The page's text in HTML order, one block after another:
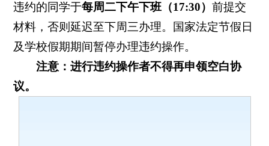
违约的同学于每周二下午下班（17:30）前提交
材料，否则延迟至下周三办理。国家法定节假日
及学校假期期间暂停办理违约操作。
注意：进行违约操作者不得再申领空白协
议。